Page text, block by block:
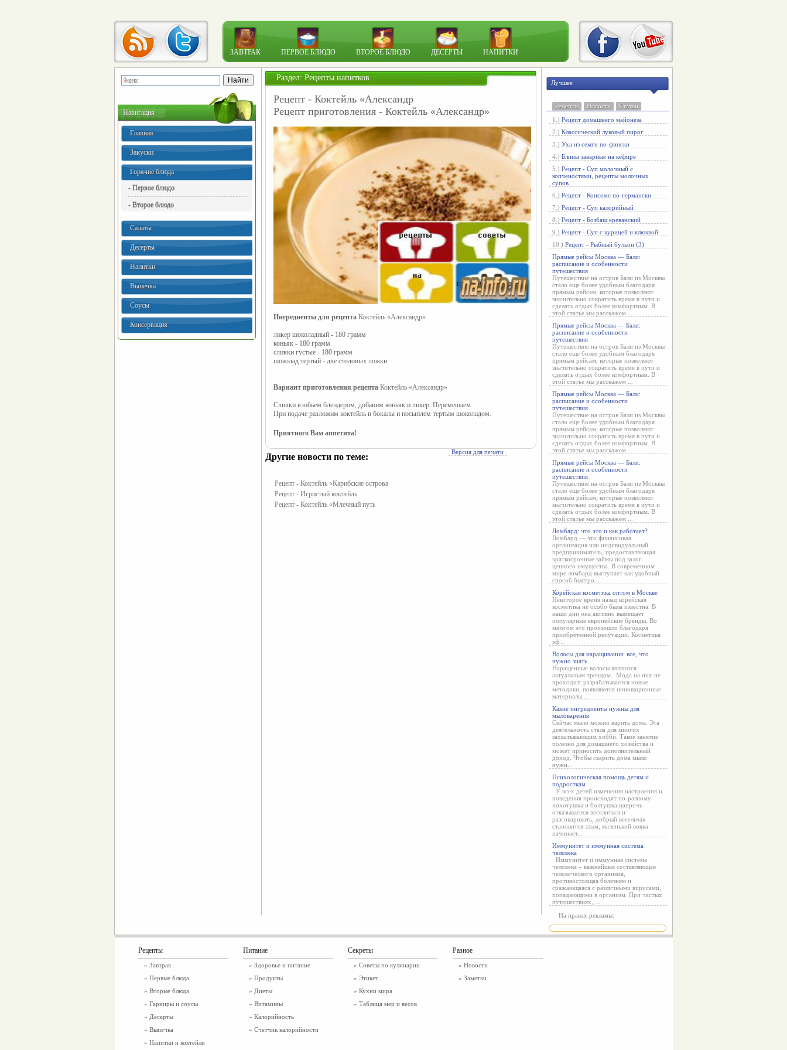
ЗАВТРАК ПЕРВОЕ БЛЮДО ВТОРОЕ БЛЮДО ДЕСЕРТЫ НАПИТКИ
Навигация
Главная
Закуски
Горячие блюда
- Первое блюдо
- Второе блюдо
Салаты
Десерты
Напитки
Выпечка
Соусы
Консервация
Раздел: Рецепты напитков
Рецепт - Коктейль «Александр
Рецепт приготовления - Коктейль «Александр»
Ингредиенты для рецепта Коктейль «Александр»
ликер шоколадный - 180 грамм
коньяк - 180 грамм
сливки густые - 180 грамм
шоколад тертый - две столовых ложки
Вариант приготовления рецепта Коктейль «Александр»
Сливки взобьем блендером, добавим коньяк и ликер. Перемешаем.
При подаче разложим коктейль в бокалы и посыплем тертым шоколадом.
Приятного Вам аппетита!
Версия для печати
Другие новости по теме:
Рецепт - Коктейль «Карибские острова
Рецепт - Игристый коктейль
Рецепт - Коктейль «Млечный путь
Лучшее
Рецепты Новости
Статьи
1.) Рецепт домашнего майонеза
2.) Классический луковый пирог
3.) Уха из семги по-фински
4.) Блины заварные на кефире
5.) Рецепт - Суп молочный с
копченостями, рецепты молочных
супов
6.) Рецепт - Консоме по-германски
7.) Рецепт - Суп калорийный
8.) Рецепт - Бозбаш ереванский
9.) Рецепт - Суп с курицей и клюквой
10.) Рецепт - Рыбный бульон (3)
Прямые рейсы Москва — Бали:
расписание и особенности
путешествия
Путешествие на остров Бали из Москвы
стало еще более удобным благодаря
прямым рейсам, которые позволяют
значительно сократить время в пути и
сделать отдых более комфортным. В
этой статье мы расскажем ...
Прямые рейсы Москва — Бали:
расписание и особенности
путешествия
Путешествие на остров Бали из Москвы
стало еще более удобным благодаря
прямым рейсам, которые позволяют
значительно сократить время в пути и
сделать отдых более комфортным. В
этой статье мы расскажем ...
Прямые рейсы Москва — Бали:
расписание и особенности
путешествия
Путешествие на остров Бали из Москвы
стало еще более удобным благодаря
прямым рейсам, которые позволяют
значительно сократить время в пути и
сделать отдых более комфортным. В
этой статье мы расскажем ...
Прямые рейсы Москва — Бали:
расписание и особенности
путешествия
Путешествие на остров Бали из Москвы
стало еще более удобным благодаря
прямым рейсам, которые позволяют
значительно сократить время в пути и
сделать отдых более комфортным. В
этой статье мы расскажем ...
Ломбард: что это и как работает?
Ломбард — это финансовая
организация или индивидуальный
предприниматель, предоставляющая
краткосрочные займы под залог
ценного имущества. В современном
мире ломбард выступает как удобный
способ быстро...
Корейская косметика оптом в Москве
Некоторое время назад корейская
косметика не особо была известна. В
наши дни она активно вымещает
популярные европейские бренды. Во
многом это произошло благодаря
приобретенной репутации. Косметика
эф...
Волосы для наращивания: все, что
нужно знать
Наращенные волосы являются
актуальным трендом. Мода на них не
проходит: разрабатывается новые
методики, появляются инновационные
материалы....
Какие ингредиенты нужны для
мыловарения
Сейчас мыло можно варить дома. Эта
деятельность стала для многих
захватывающим хобби. Такое занятие
полезно для домашнего хозяйства и
может приносить дополнительный
доход. Чтобы сварить дома мыло
нужн...
Психологическая помощь детям и
подросткам
У всех детей изменения настроения и
поведения происходят по-разному:
хохотушка и болтушка напрочь
отказывается веселиться и
разговаривать, добрый весельчак
становится злым, маленький вояка
начинает...
Иммунитет и иммунная система
человека
Иммунитет и иммунная система
человека – важнейшая составляющая
человеческого организма,
противостоящая болезням и
сражающаяся с различными вирусами,
попадающими в организм. При частых
путешествиях, ...
На правах рекламы:
Рецепты
» Завтрак
» Первые блюда
» Вторые блюда
» Гарниры и соусы
» Десерты
» Выпечка
» Напитки и коктейли
Питание
» Здоровье и питание
» Продукты
» Диеты
» Витамины
» Калорийность
» Счетчик калорийности
Секреты
» Советы по кулинарии
» Этикет
» Кухни мира
» Таблица мер и весов
Разное
» Новости
» Заметки